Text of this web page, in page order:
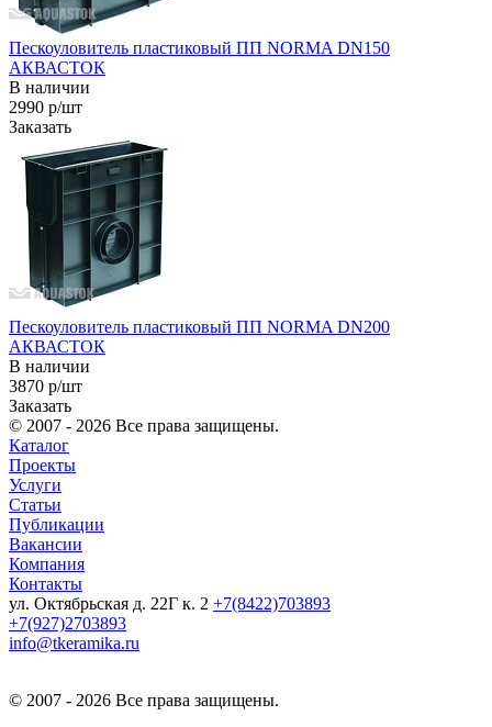
Пескоуловитель пластиковый ПП NORMA DN150
АКВАСТОК
В наличии
2990 р/шт
Заказать
Пескоуловитель пластиковый ПП NORMA DN200
АКВАСТОК
В наличии
3870 р/шт
Заказать
© 2007 - 2026 Все права защищены.
Каталог
Проекты
Услуги
Статьи
Публикации
Вакансии
Компания
Контакты
ул. Октябрьская д. 22Г к. 2 +7(8422)703893
+7(927)2703893
info@tkeramika.ru
© 2007 - 2026 Все права защищены.